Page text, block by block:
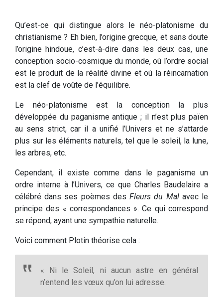
Qu’est-ce qui distingue alors le néo-platonisme du
christianisme ? Eh bien, l’origine grecque, et sans doute
l’origine hindoue, c’est-à-dire dans les deux cas, une
conception socio-cosmique du monde, où l’ordre social
est le produit de la réalité divine et où la réincarnation
est la clef de voûte de l’équilibre.
Le néo-platonisme est la conception la plus
développée du paganisme antique ; il n’est plus païen
au sens strict, car il a unifié l’Univers et ne s’attarde
plus sur les éléments naturels, tel que le soleil, la lune,
les arbres, etc.
Cependant, il existe comme dans le paganisme un
ordre interne à l’Univers, ce que Charles Baudelaire a
célébré dans ses poèmes desFleurs du Malavec le
principe des « correspondances ». Ce qui correspond
se répond, ayant une sympathie naturelle.
Voici comment Plotin théorise cela :
« Ni le Soleil, ni aucun astre en général
n’entend les vœux qu’on lui adresse.